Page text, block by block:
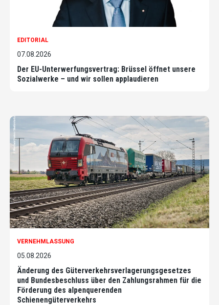
EDITORIAL
07.08.2026
Der EU-Unterwerfungsvertrag: Brüssel öffnet unsere
Sozialwerke – und wir sollen applaudieren
VERNEHMLASSUNG
05.08.2026
Änderung des Güterverkehrsverlagerungsgesetzes
und Bundesbeschluss über den Zahlungsrahmen für die
Förderung des alpenquerenden
Schienengüterverkehrs